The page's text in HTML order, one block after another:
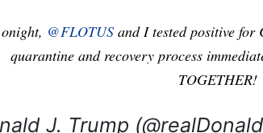
onight, @FLOTUSand I tested positive for
quarantine and recovery process
TOGETHER!
J. Trump